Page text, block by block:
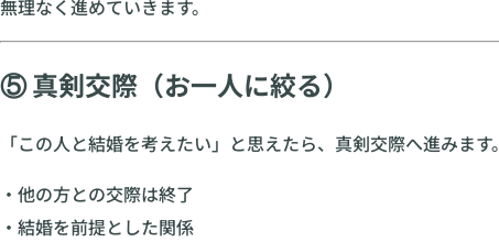
無理なく進めていきます。
⑤ 真剣交際（お一人に絞る）
「この人と結婚を考えたい」と思えたら、真剣交際へ進みます。
・他の方との交際は終了
・結婚を前提とした関係